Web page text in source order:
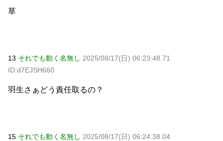
草
13 それでも動く名無し 2025/08/17(日) 06:23:48.71
ID:d7EJSH660
羽生さぁどう責任取るの？
15 それでも動く名無し 2025/08/17(日) 06:24:38.04